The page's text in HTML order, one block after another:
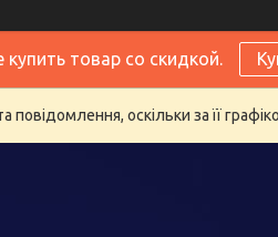
товар со скидкой.
оскільки за її